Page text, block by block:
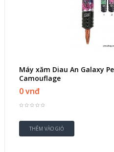
Máy xăm Diau An Galaxy
Camouflage
0 vnđ